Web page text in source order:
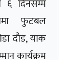
६ दिनसम्म
फुटबल
दौड, याक
कार्यक्रम